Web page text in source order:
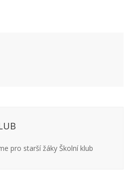
pro starší žáky Školní klub